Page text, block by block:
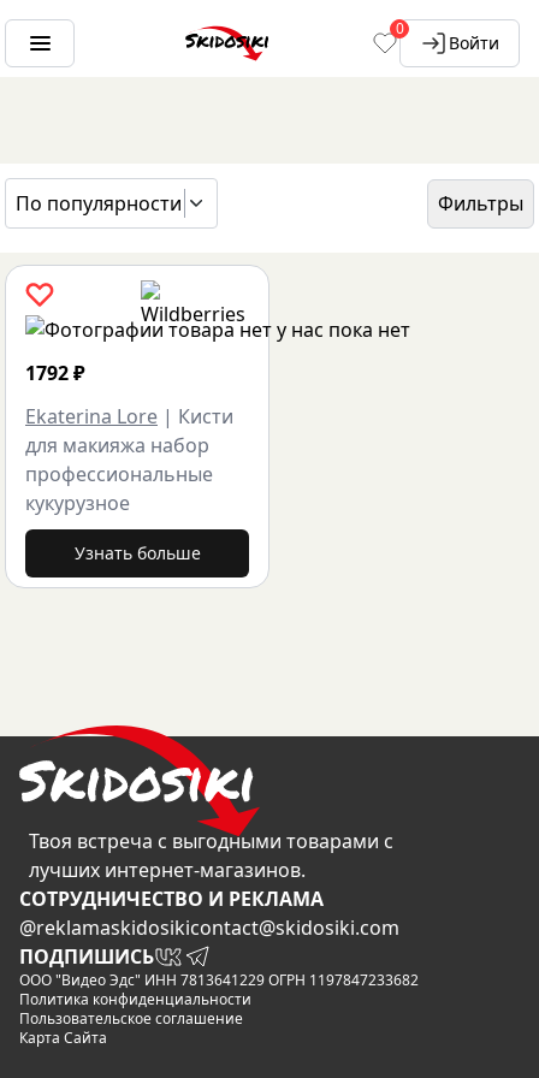
0
Войти
По популярности
Фильтры
ГЛАВНАЯ
БРЕНДЫ EKATERINA LORE
1792₽
Ekaterina Lore | Кисти
для макияжа набор
профессиональные
кукурузное
Узнать больше
Твоя встреча с выгодными товарами с
лучших интернет-магазинов.
CОТРУДНИЧЕСТВО И РЕКЛАМА
@reklamaskidosikicontact@skidosiki.com
ПОДПИШИСЬ
ООО "Видео Эдс" ИНН 7813641229 ОГРН 1197847233682
Политика конфиденциальности
Пользовательское соглашение
Карта Сайта